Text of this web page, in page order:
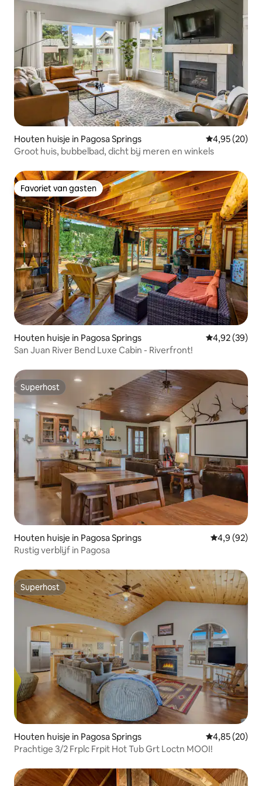
Houten huisje in Pagosa Springs Gemiddelde
4,95 (20)
Groot huis, bubbelbad, dicht bij meren en winkels
Favoriet van gasten
Favoriet van gasten
Houten huisje in Pagosa Springs Gemiddelde
4,92 (39)
San Juan River Bend Luxe Cabin - Riverfront!
Superhost
Superhost
Houten huisje in Pagosa Springs Gemiddelde
4,9 (92)
Rustig verblijf in Pagosa
Superhost
Superhost
Houten huisje in Pagosa Springs Gemiddelde
4,85 (20)
Prachtige 3/2 Frplc Frpit Hot Tub Grt Loctn MOOI!